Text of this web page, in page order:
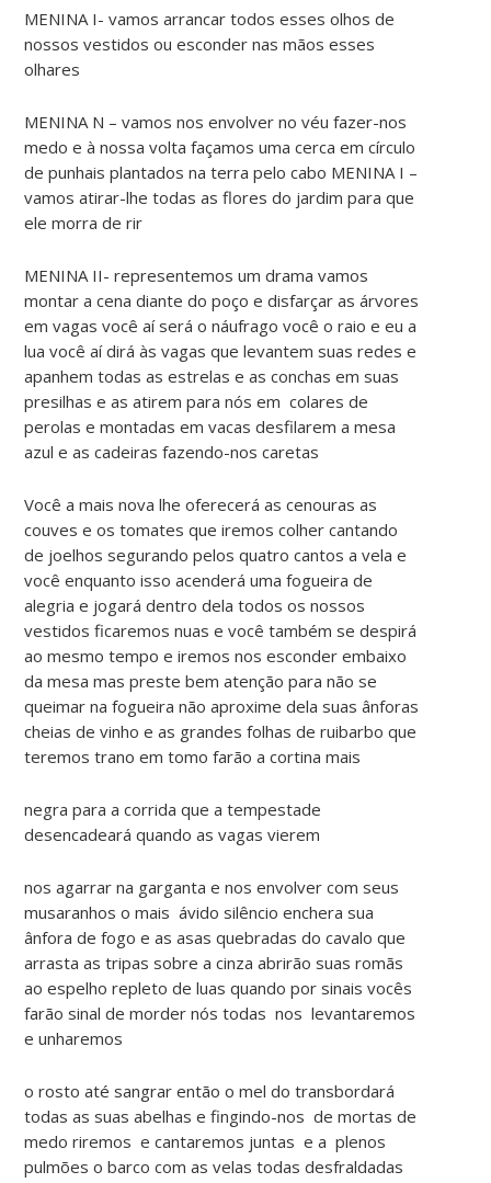
MENINA I- vamos arrancar todos esses olhos de
nossos vestidos ou esconder nas mãos esses
olhares
MENINA N – vamos nos envolver no véu fazer-nos
medo e à nossa volta façamos uma cerca em círculo
de punhais plantados na terra pelo cabo MENINA I –
vamos atirar-lhe todas as flores do jardim para que
ele morra de rir
MENINA II- representemos um drama vamos
montar a cena diante do poço e disfarçar as árvores
em vagas você aí será o náufrago você o raio e eu a
lua você aí dirá às vagas que levantem suas redes e
apanhem todas as estrelas e as conchas em suas
presilhas e as atirem para nós em colares de
perolas e montadas em vacas desfilarem a mesa
azul e as cadeiras fazendo-nos caretas
Você a mais nova lhe oferecerá as cenouras as
couves e os tomates que iremos colher cantando
de joelhos segurando pelos quatro cantos a vela e
você enquanto isso acenderá uma fogueira de
alegria e jogará dentro dela todos os nossos
vestidos ficaremos nuas e você também se despirá
ao mesmo tempo e iremos nos esconder embaixo
da mesa mas preste bem atenção para não se
queimar na fogueira não aproxime dela suas ânforas
cheias de vinho e as grandes folhas de ruibarbo que
teremos trano em tomo farão a cortina mais
negra para a corrida que a tempestade
desencadeará quando as vagas vierem
nos agarrar na garganta e nos envolver com seus
musaranhos o mais ávido silêncio enchera sua
ânfora de fogo e as asas quebradas do cavalo que
arrasta as tripas sobre a cinza abrirão suas romãs
ao espelho repleto de luas quando por sinais vocês
farão sinal de morder nós todas nos levantaremos
e unharemos
o rosto até sangrar então o mel do transbordará
todas as suas abelhas e fingindo-nos de mortas de
medo riremos e cantaremos juntas e a plenos
pulmões o barco com as velas todas desfraldadas